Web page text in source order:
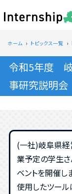
ホーム トピックス一覧
令和5年度 岐
事研究説明会
(一社)岐阜県経
業予定の学生さ
ベントを開催し
使用したツール